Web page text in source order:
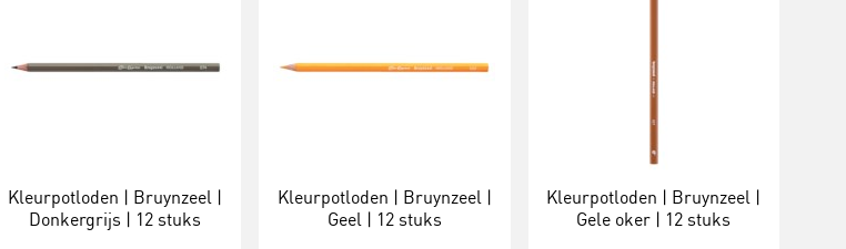
Kleurpotloden | Bruynzeel |
Donkergrijs | 12 stuks
Kleurpotloden | Bruynzeel |
Geel | 12 stuks
Kleurpotloden | Bruynzeel |
Gele oker | 12 stuks